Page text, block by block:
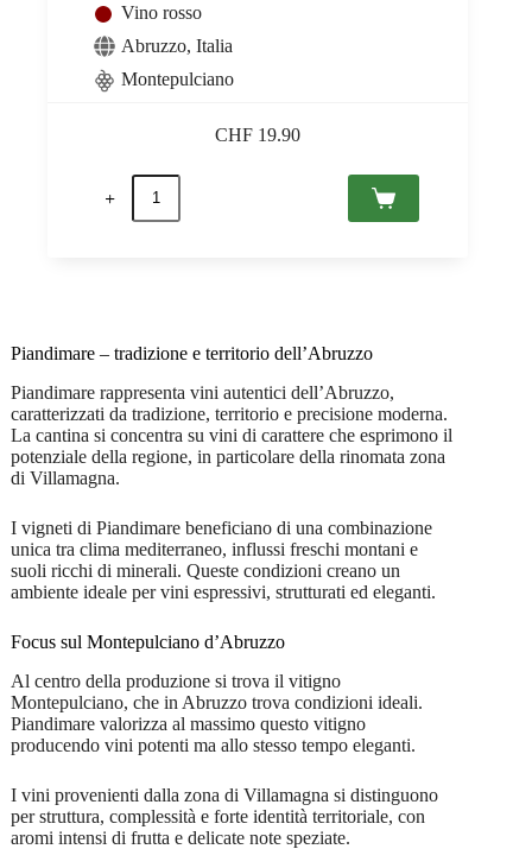
Vino rosso
Abruzzo, Italia
Montepulciano
CHF 19.90
Montepulciano
d’Abruzzo
DOC
Piandimare – tradizione e territorio dell’Abruzzo
Piandimare rappresenta vini autentici dell’Abruzzo,
caratterizzati da tradizione, territorio e precisione moderna.
La cantina si concentra su vini di carattere che esprimono il
potenziale della regione, in particolare della rinomata zona
di Villamagna.
I vigneti di Piandimare beneficiano di una combinazione
unica tra clima mediterraneo, influssi freschi montani e
suoli ricchi di minerali. Queste condizioni creano un
ambiente ideale per vini espressivi, strutturati ed eleganti.
Focus sul Montepulciano d’Abruzzo
Al centro della produzione si trova il vitigno
Montepulciano, che in Abruzzo trova condizioni ideali.
Piandimare valorizza al massimo questo vitigno
producendo vini potenti ma allo stesso tempo eleganti.
I vini provenienti dalla zona di Villamagna si distinguono
per struttura, complessità e forte identità territoriale, con
aromi intensi di frutta e delicate note speziate.